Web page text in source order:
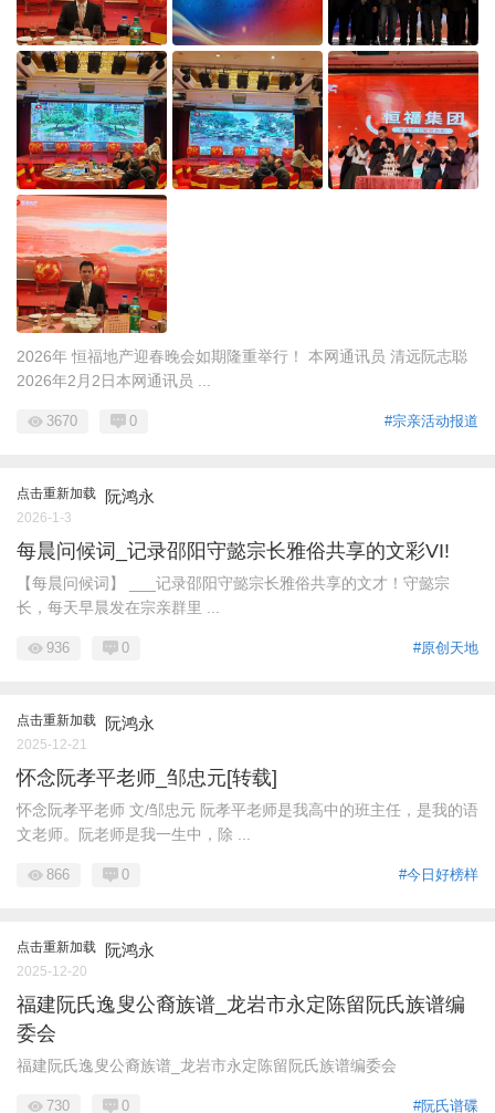
2026年 恒福地产迎春晚会如期隆重举行！ 本网通讯员 清远阮志聪
2026年2月2日本网通讯员 ...
#宗亲活动报道
3670 0
点击重新加载 阮鸿永
2026-1-3
每晨问候词_记录邵阳守懿宗长雅俗共享的文彩VI!
【每晨问候词】 ___记录邵阳守懿宗长雅俗共享的文才！守懿宗
长，每天早晨发在宗亲群里 ...
#原创天地
936 0
点击重新加载 阮鸿永
2025-12-21
怀念阮孝平老师_邹忠元[转载]
怀念阮孝平老师 文/邹忠元 阮孝平老师是我高中的班主任，是我的语
文老师。阮老师是我一生中，除 ...
#今日好榜样
866 0
点击重新加载 阮鸿永
2025-12-20
福建阮氏逸叟公裔族谱_龙岩市永定陈留阮氏族谱编
委会
福建阮氏逸叟公裔族谱_龙岩市永定陈留阮氏族谱编委会
#阮氏谱碟
730 0